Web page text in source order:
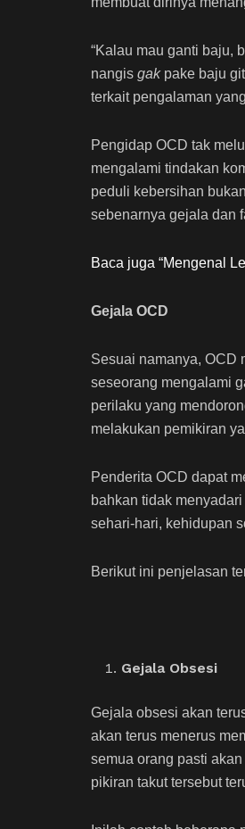
“Kalau mau ganti baju,
nangis gakpake baju
terkait pengalaman
Pengidap OCD tak
mengalami tindakan
peduli kebersihan
sebenarnya gejala dan
Baca juga “Mengenal
Gejala OCD
Sesuai namanya, OCD
seseorang mengalami
perilaku yang
melakukan pemikiran
Penderita OCD dapat
bahkan tidak
sehari-hari, kehidupan
Berikut ini penjelasan
Gejala Obsesi
Gejala obsesi akan
akan terus menerus
semua orang pasti
pikiran takut tersebut